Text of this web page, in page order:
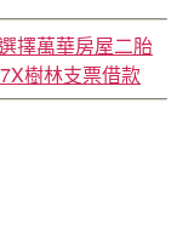
擇萬華房屋二胎
樹林支票借款